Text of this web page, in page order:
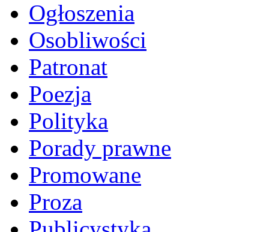
Ogłoszenia
Osobliwości
Patronat
Poezja
Polityka
Porady prawne
Promowane
Proza